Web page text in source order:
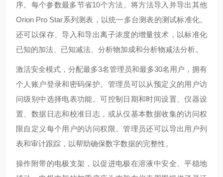
序。每个参数最多节省10个方法。将方法导入并导出其他
Orion Pro Star系列测表，以统一多台测表的测试标准化。
还可以保存、导入和导出离子浓度的增量技术，以标准化
已知的加法、已知减法、分析物加成和分析物减法分析。
激活安全模式，分配最多3名管理员和最多30名用户，拥有
个人账户登录和密码保护。管理员可以从预定义的用户访
问级别中选择电表功能。可控制日期和时间设置、仪器设
置、数据日志和校准日志，或从仅基本数据收集的访问权
限自定义每个用户的访问权限。管理员还可以导出用户列
表和审计跟踪，以帮助确保数字数据的完整性。
操作附带的电极支架，以促进电极在溶液中安全、平稳地